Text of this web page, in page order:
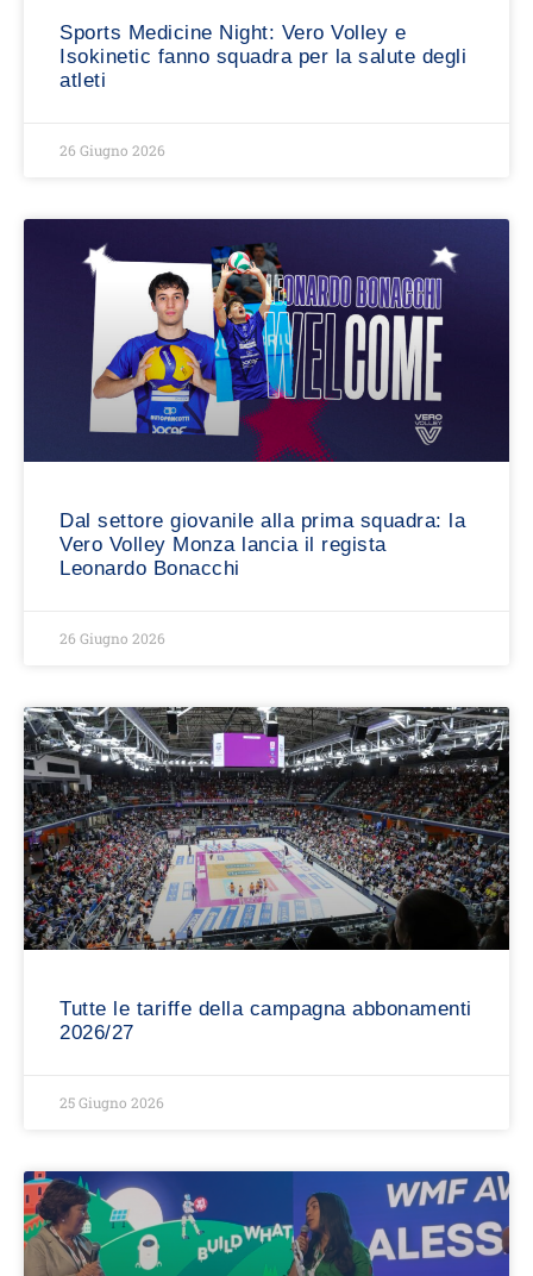
Sports Medicine Night: Vero Volley e
Isokinetic fanno squadra per la salute degli
atleti
26 Giugno 2026
Dal settore giovanile alla prima squadra: la
Vero Volley Monza lancia il regista
Leonardo Bonacchi
26 Giugno 2026
Tutte le tariffe della campagna abbonamenti
2026/27
25 Giugno 2026